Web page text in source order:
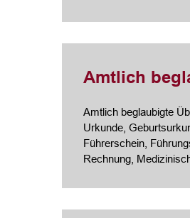
Amtlich
Amtlich beglaubigte
Urkunde,
Führerschein,
Rechnung,